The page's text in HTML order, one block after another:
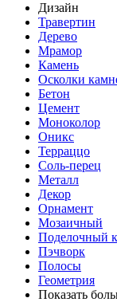
Дизайн
Травертин
Дерево
Мрамор
Камень
Осколки
Бетон
Цемент
Моноколор
Оникс
Терраццо
Соль-перец
Металл
Декор
Орнамент
Мозаичный
Поделочный
Пэчворк
Полосы
Геометрия
Показать